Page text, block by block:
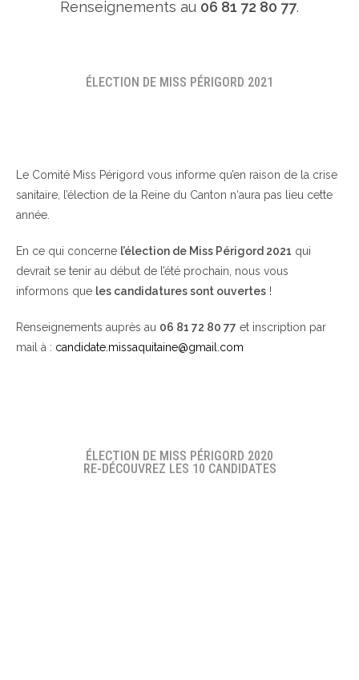
Renseignements au 06 81 72 80 77.
ÉLECTION DE MISS PÉRIGORD 2021
Le Comité Miss Périgord vous informe qu’en raison de la crise
sanitaire, l’élection de la Reine du Canton n‘aura pas lieu cette
année.
En ce qui concerne l’élection de Miss Périgord 2021 qui
devrait se tenir au début de l’été prochain, nous vous
informons que les candidatures sont ouvertes !
Renseignements auprès au 06 81 72 80 77 et inscription par
mail à : candidate.missaquitaine@gmail.com
ÉLECTION DE MISS PÉRIGORD 2020
RE-DÉCOUVREZ LES 10 CANDIDATES